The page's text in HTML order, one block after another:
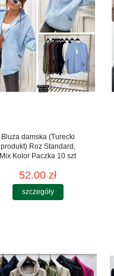
Bluza damska (Turecki
produkt) Roz Standard,
Mix Kolor Paczka 10 szt
52.00 zł
szczegóły